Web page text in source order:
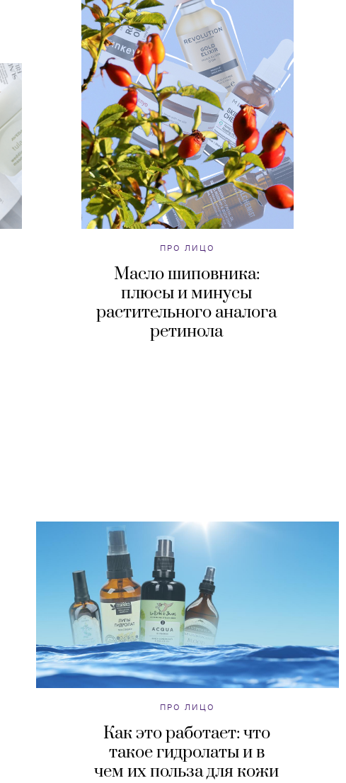
ПРО ЛИЦО
Масло шиповника:
плюсы и минусы
растительного аналога
ретинола
ПРО ЛИЦО
Как это работает: что
такое гидролаты и в
чем их польза для кожи